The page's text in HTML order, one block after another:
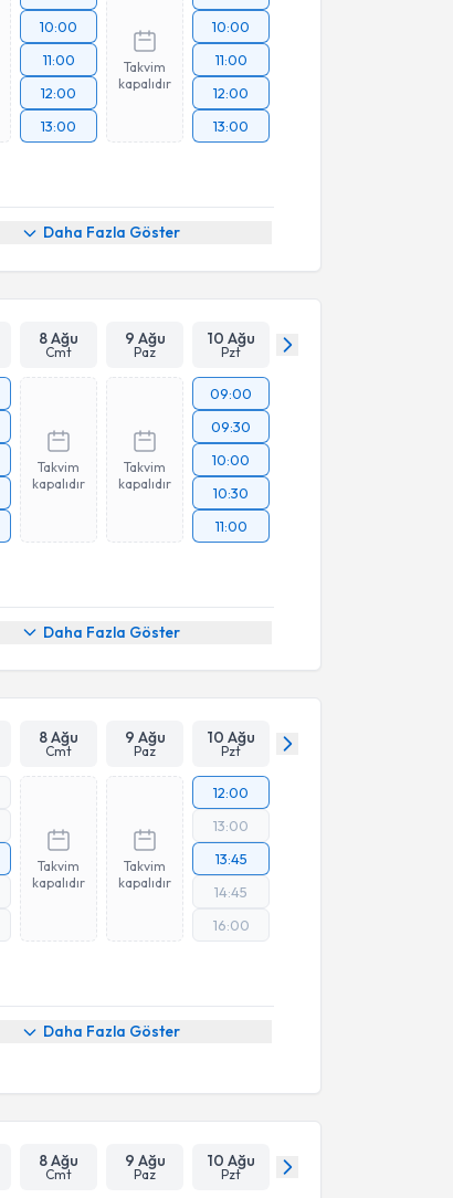
10:00
11:00
12:00
13:00
Takvim
kapalıdır
10:00
11:00
12:00
13:00
Daha Fazla Göster
8 Ağu
Cmt
9 Ağu
Paz
10 Ağu
Pzt
Takvim
kapalıdır
Takvim
kapalıdır
09:00
09:30
10:00
10:30
11:00
Daha Fazla Göster
8 Ağu
Cmt
9 Ağu
Paz
10 Ağu
Pzt
Takvim
kapalıdır
Takvim
kapalıdır
12:00
13:00
13:45
14:45
16:00
Daha Fazla Göster
8 Ağu
Cmt
9 Ağu
Paz
10 Ağu
Pzt